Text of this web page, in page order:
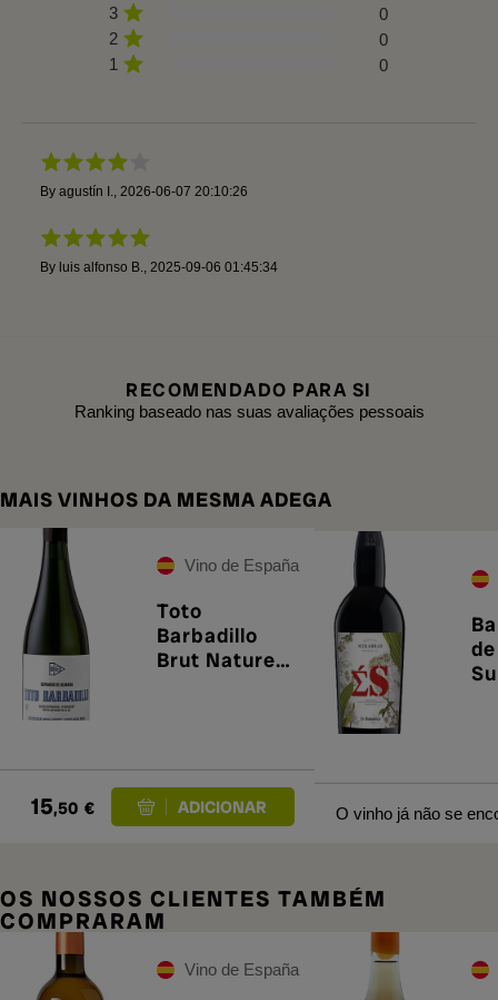
3
0
2
0
1
0
By agustín I. 2026-06-07 20:10:26
By luis alfonso B. 2025-09-06 01:45:34
RECOMENDADO PARA SI
Ranking baseado nas suas avaliações pessoais
MAIS VINHOS DA MESMA ADEGA
Vino de España
Toto
Barbadillo
Brut Nature
15,50 € O vinho já não se
OS NOSSOS CLIENTES TAMBÉM
COMPRARAM
Vino de España